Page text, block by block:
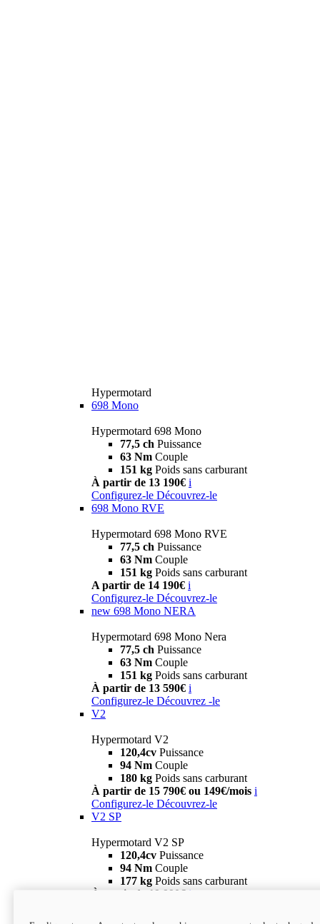
Hypermotard
698 Mono
Hypermotard 698 Mono
77,5 ch Puissance
63 Nm Couple
151 kg Poids sans carburant
À partir de 13 190€ i
Configurez-le Découvrez-le
698 Mono RVE
Hypermotard 698 Mono RVE
77,5 ch Puissance
63 Nm Couple
151 kg Poids sans carburant
A partir de 14 190€ i
Configurez-le Découvrez-le
new 698 Mono NERA
Hypermotard 698 Mono Nera
77,5 ch Puissance
63 Nm Couple
151 kg Poids sans carburant
À partir de 13 590€ i
Configurez-le Découvrez -le
V2
Hypermotard V2
120,4cv Puissance
94 Nm Couple
180 kg Poids sans carburant
À partir de 15 790€ ou 149€/mois i
Configurez-le Découvrez-le
V2 SP
Hypermotard V2 SP
120,4cv Puissance
94 Nm Couple
177 kg Poids sans carburant
À partir de 19 990€ i
new
V2 SP 100